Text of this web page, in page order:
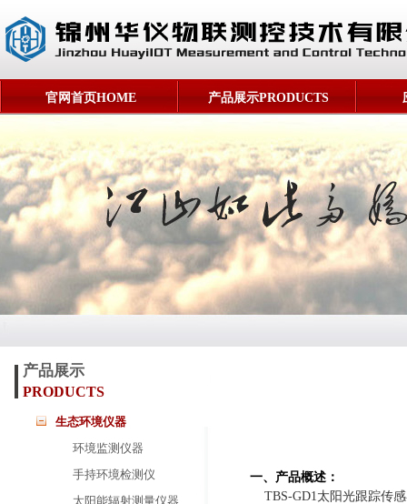
官网首页HOME 产品展示PRODUCTS
产品展示
PRODUCTS
生态环境仪器
环境监测仪器
手持环境检测仪
太阳能辐射测量仪器
一、产品概述：
TBS-GD1太阳光跟踪传